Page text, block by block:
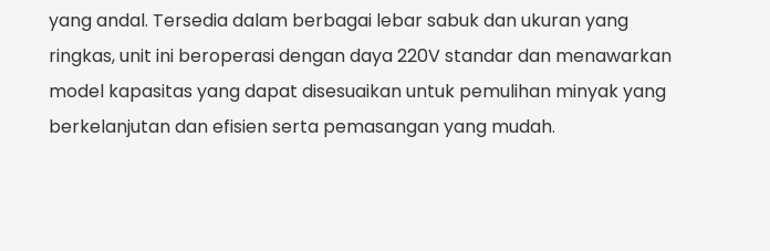
yang andal. Tersedia dalam berbagai lebar sabuk dan ukuran yang
ringkas, unit ini beroperasi dengan daya 220V standar dan menawarkan
model kapasitas yang dapat disesuaikan untuk pemulihan minyak yang
berkelanjutan dan efisien serta pemasangan yang mudah.